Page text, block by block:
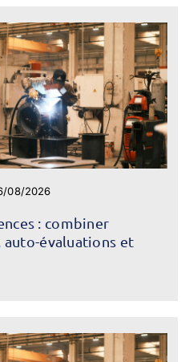
08/2026
: combiner
auto-évaluations et